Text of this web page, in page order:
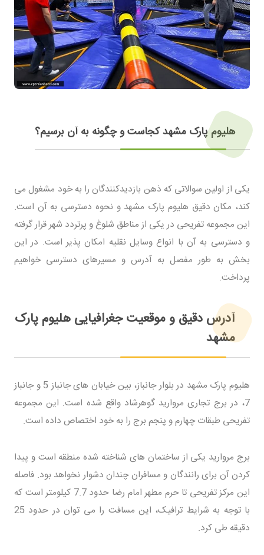
هلیوم پارک مشهد کجاست و چگونه به آن برسیم؟
یکی از اولین سوالاتی که ذهن بازدیدکنندگان را به خود مشغول می
کند، مکان دقیق هلیوم پارک مشهد و نحوه دسترسی به آن است.
این مجموعه تفریحی در یکی از مناطق شلوغ و پرتردد شهر قرار گرفته
و دسترسی به آن با انواع وسایل نقلیه امکان پذیر است. در این
بخش به طور مفصل به آدرس و مسیرهای دسترسی خواهیم
پرداخت.
آدرس دقیق و موقعیت جغرافیایی هلیوم پارک
مشهد
هلیوم پارک مشهد در بلوار جانباز، بین خیابان های جانباز 5 و جانباز
7، در برج تجاری مروارید گوهرشاد واقع شده است. این مجموعه
تفریحی طبقات چهارم و پنجم برج را به خود اختصاص داده است.
برج مروارید یکی از ساختمان های شناخته شده منطقه است و پیدا
کردن آن برای رانندگان و مسافران چندان دشوار نخواهد بود. فاصله
این مرکز تفریحی تا حرم مطهر امام رضا حدود 7.7 کیلومتر است که
با توجه به شرایط ترافیک، این مسافت را می توان در حدود 25
دقیقه طی کرد.